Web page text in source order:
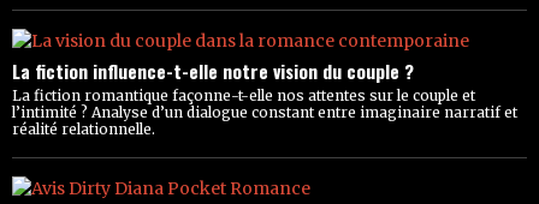
La fiction influence-t-elle notre vision du couple ?
La fiction romantique façonne-t-elle nos attentes sur le couple et
l’intimité ? Analyse d’un dialogue constant entre imaginaire narratif et
réalité relationnelle.